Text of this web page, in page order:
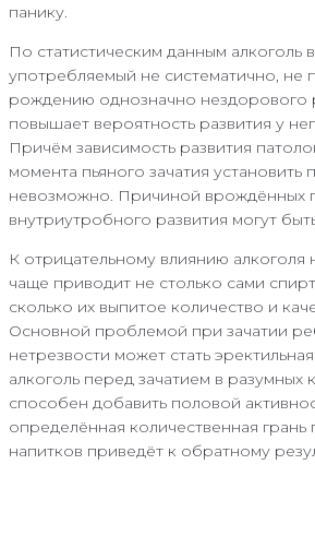
панику.
По статистическим данным алкоголь
употребляемый не систематично, не
рождению однозначно нездорового
повышает вероятность развития у
Причём зависимость развития
момента пьяного зачатия установить
невозможно. Причиной врождённых
внутриутробного развития могут
К отрицательному влиянию алкоголя
чаще приводит не столько сами
сколько их выпитое количество и
Основной проблемой при зачатии
нетрезвости может стать
алкоголь перед зачатием в разумных
способен добавить половой
определённая количественная
напитков приведёт к обратному